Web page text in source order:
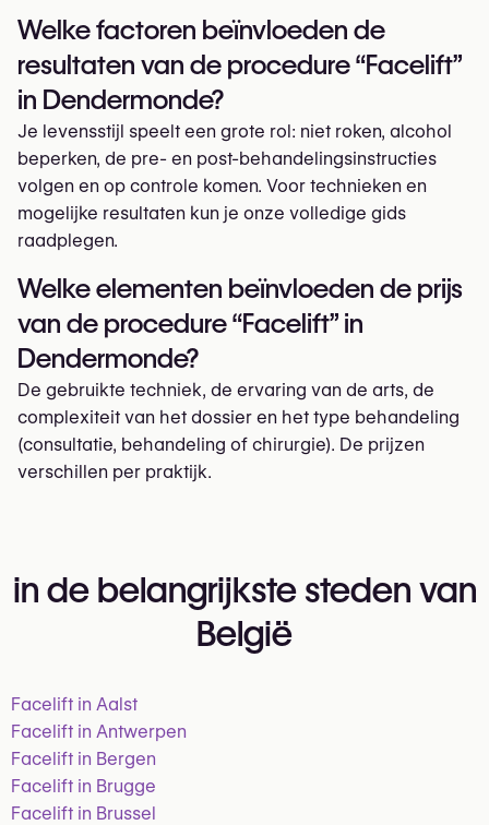
Welke factoren beïnvloeden de
resultaten van de procedure “Facelift”
in Dendermonde?
Je levensstijl speelt een grote rol: niet roken, alcohol
beperken, de pre- en post-behandelingsinstructies
volgen en op controle komen. Voor technieken en
mogelijke resultaten kun je onze volledige gids
raadplegen.
Welke elementen beïnvloeden de prijs
van de procedure “Facelift” in
Dendermonde?
De gebruikte techniek, de ervaring van de arts, de
complexiteit van het dossier en het type behandeling
(consultatie, behandeling of chirurgie). De prijzen
verschillen per praktijk.
in de belangrijkste steden van
België
Facelift in Aalst
Facelift in Antwerpen
Facelift in Bergen
Facelift in Brugge
Facelift in Brussel